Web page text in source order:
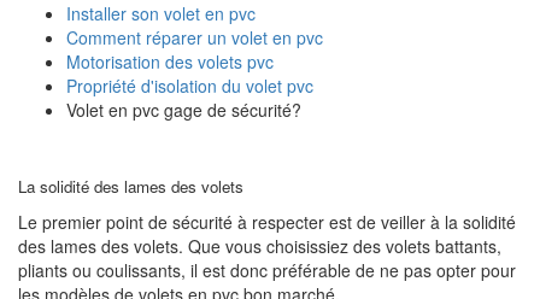
Installer son volet en pvc
Comment réparer un volet en pvc
Motorisation des volets pvc
Propriété d'isolation du volet pvc
Volet en pvc gage de sécurité?
La solidité des lames des volets
Le premier point de sécurité à respecter est de veiller à la solidité
des lames des volets. Que vous choisissiez des volets battants,
pliants ou coulissants, il est donc préférable de ne pas opter pour
les modèles de volets en pvc bon marché.